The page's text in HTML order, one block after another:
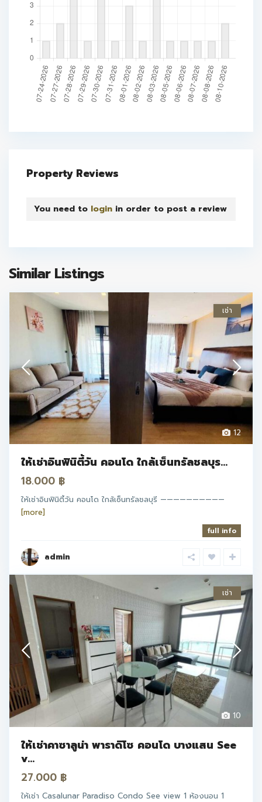
Property Reviews
You need to login in order to post a review
Similar Listings
12
เช่า
ให้เช่าอินฟินิตี้วัน คอนโด ใกล้เซ็นทรัลชลบุร...
18.000 ฿
ให้เช่าอินฟินิตี้วัน คอนโด ใกล้เซ็นทรัลชลบุรี ——————————
[more]
full info
admin
10
เช่า
ให้เช่าคาซาลูน่า พาราดิโซ คอนโด บางแสน See
v...
27.000 ฿
ให้เช่า Casalunar Paradiso Condo See view 1 ห้องนอน 1